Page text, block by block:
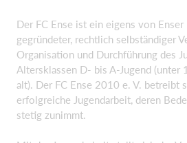
Der FC Ense ist ein eigens von
gegründeter, rechtlich selbständiger
Organisation und Durchführung des
Altersklassen D- bis A-Jugend (unter
alt). Der FC Ense 2010 e. V. betreibt
erfolgreiche Jugendarbeit, deren
stetig zunimmt.